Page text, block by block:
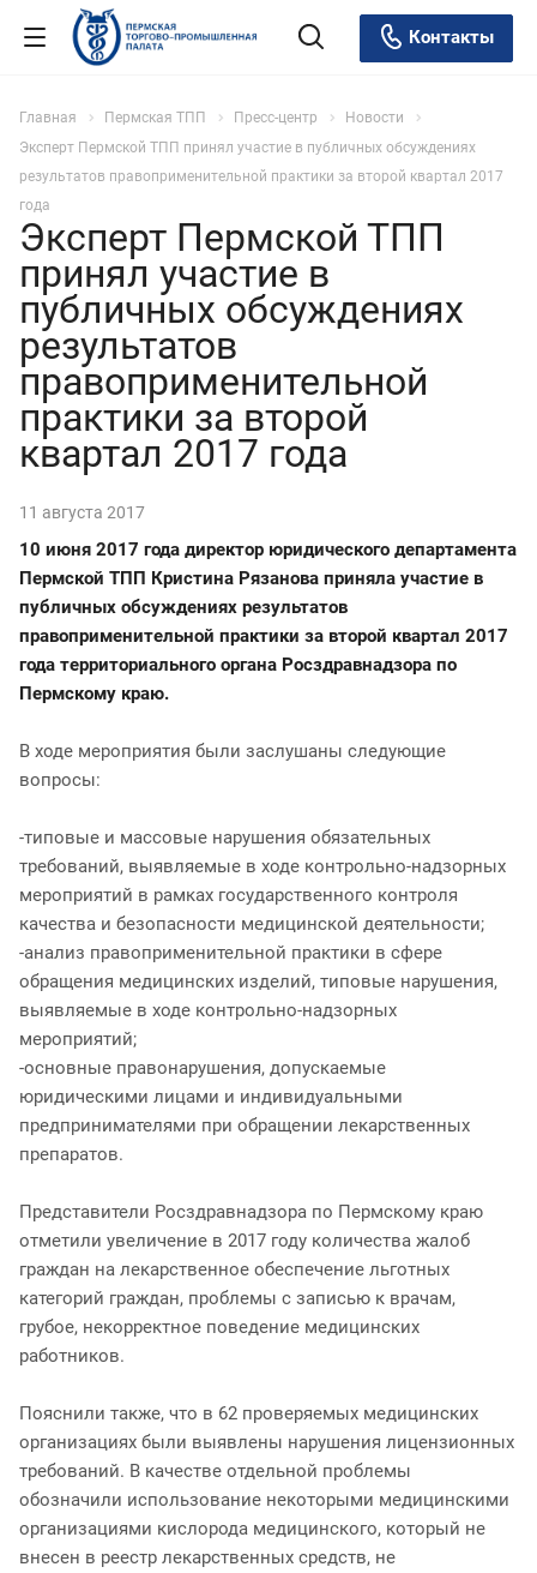
Контакты
Главная Пермская ТПП Пресс-центр
Новости
Эксперт Пермской ТПП принял участие в публичных обсуждениях
результатов правоприменительной практики за второй квартал 2017
года
Эксперт Пермской ТПП
принял участие в
публичных обсуждениях
результатов
правоприменительной
практики за второй
квартал 2017 года
11 августа 2017
10 июня 2017 года директор юридического департамента
Пермской ТПП Кристина Рязанова приняла участие в
публичных обсуждениях результатов
правоприменительной практики за второй квартал 2017
года территориального органа Росздравнадзора по
Пермскому краю.
В ходе мероприятия были заслушаны следующие
вопросы:
-типовые и массовые нарушения обязательных
требований, выявляемые в ходе контрольно-надзорных
мероприятий в рамках государственного контроля
качества и безопасности медицинской деятельности;
-анализ правоприменительной практики в сфере
обращения медицинских изделий, типовые нарушения,
выявляемые в ходе контрольно-надзорных
мероприятий;
-основные правонарушения, допускаемые
юридическими лицами и индивидуальными
предпринимателями при обращении лекарственных
препаратов.
Представители Росздравнадзора по Пермскому краю
отметили увеличение в 2017 году количества жалоб
граждан на лекарственное обеспечение льготных
категорий граждан, проблемы с записью к врачам,
грубое, некорректное поведение медицинских
работников.
Пояснили также, что в 62 проверяемых медицинских
организациях были выявлены нарушения лицензионных
требований. В качестве отдельной проблемы
обозначили использование некоторыми медицинскими
организациями кислорода медицинского, который не
внесен в реестр лекарственных средств, не